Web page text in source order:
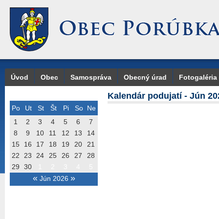
Úvod Obec Samospráva Obecný úrad Fotogaléria
Po Ut St Št Pi So Ne
« Jún 2026 »
1 2 3 4 5 6
7
8
9 10 11 12 13
14
15
16 17 18 19 20
21
22
23 24 25 26 27
28
29
30
Kalendár podujatí - Jún